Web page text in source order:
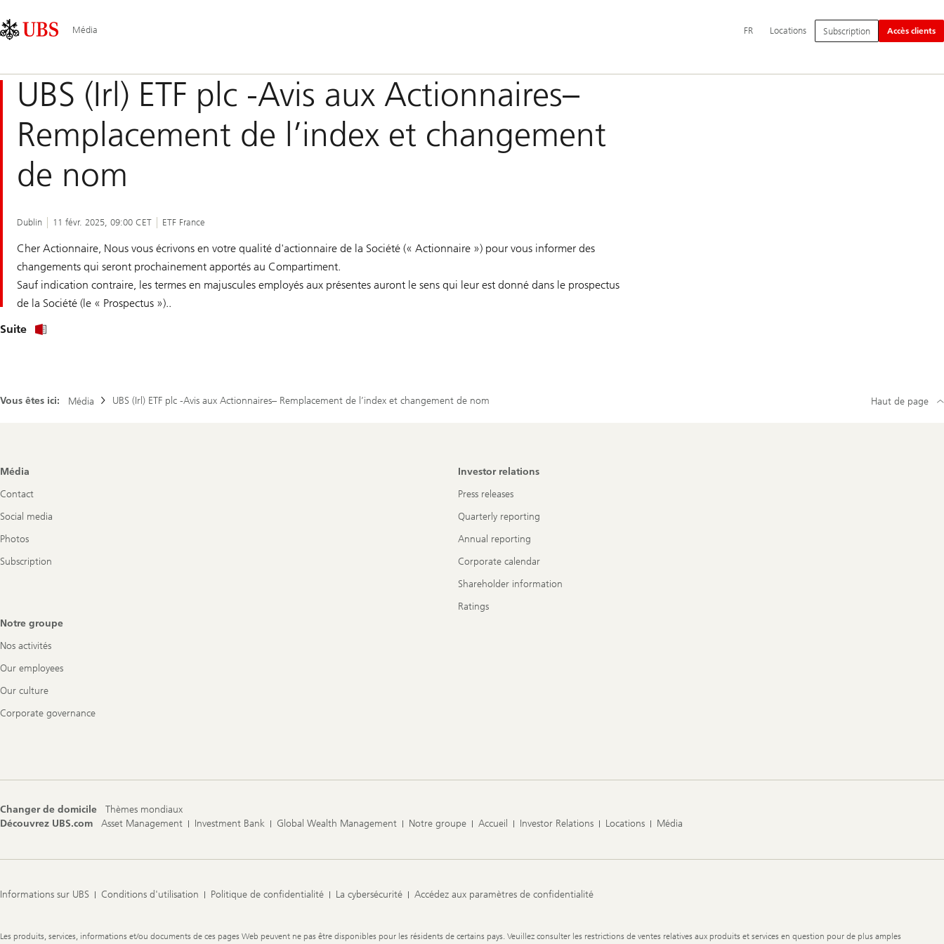
Area
principale
Média
principale
FR Locations Subscription Accès clients
UBS (Irl) ETF plc -Avis aux Actionnaires–
Remplacement de l’index et changement
de nom
Dublin 11 févr. 2025, 09:00 CET ETF France
Cher Actionnaire, Nous vous écrivons en votre qualité d'actionnaire de la Société (« Actionnaire ») pour vous informer des
changements qui seront prochainement apportés au Compartiment.
Sauf indication contraire, les termes en majuscules employés aux présentes auront le sens qui leur est donné dans le prospectus
de la Société (le « Prospectus »)..
Suite
fr
Vous êtes ici: Média UBS (Irl) ETF plc -Avis aux Actionnaires– Remplacement de l’index et changement de nom Haut de page
Footer
Média
Contact
Social media
Photos
Subscription
Investor relations
Press releases
Quarterly reporting
Annual reporting
Corporate calendar
Shareholder information
Ratings
Notre groupe
Nos activités
Our employees
Our culture
Corporate governance
Changer de domicile
Thèmes mondiaux
Découvrez UBS.com
Asset Management Investment Bank Global Wealth Management Notre groupe Accueil Investor Relations Locations Média
Informations sur UBS Conditions d'utilisation Politique de confidentialité La cybersécurité Accédez aux paramètres de confidentialité
Legal
Les produits, services, informations et/ou documents de ces pages Web peuvent ne pas être disponibles pour les résidents de certains pays. Veuillez consulter les restrictions de ventes relatives aux produits et services en question pour de plus amples